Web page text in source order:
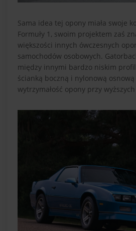
Sama idea tej opony miała swoje
Formuły 1, swoim projektem zaś
większości innych ówczesnych
samochodów osobowych.
między innymi bardzo niskim
ścianką boczną i nylonową
wytrzymałość opony przy